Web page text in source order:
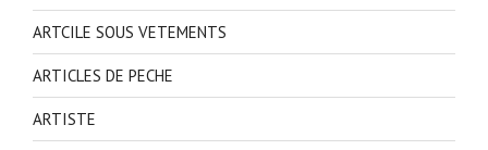
ARTCILE SOUS VETEMENTS
ARTICLES DE PECHE
ARTISTE